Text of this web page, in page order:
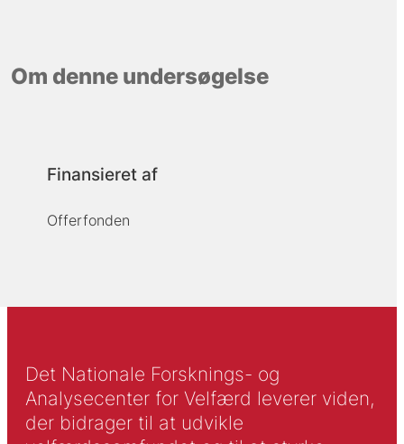
Om denne undersøgelse
Finansieret af
Offerfonden
Det Nationale Forsknings- og
Analysecenter for Velfærd leverer viden,
der bidrager til at udvikle